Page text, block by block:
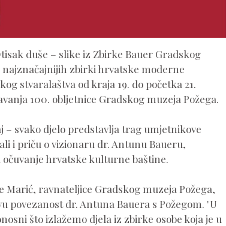
duše – slike iz Zbirke Bauer Gradskog
najznačajnijih zbirki hrvatske moderne
stvaralaštva od kraja 19. do početka 21.
100. obljetnice Gradskog muzeja Požega.
– svako djelo predstavlja trag umjetnikove
i priču o vizionaru dr. Antunu Baueru,
hrvatske kulturne baštine.
ravnateljice Gradskog muzeja Požega,
dr. Antuna Bauera s Požegom. "U
što izlažemo djela iz zbirke osobe koja je u